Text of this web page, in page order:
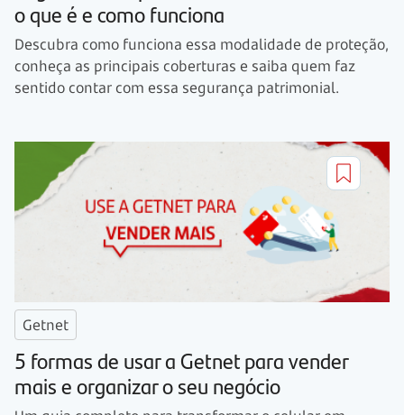
o que é e como funciona
Descubra como funciona essa modalidade de proteção,
conheça as principais coberturas e saiba quem faz
sentido contar com essa segurança patrimonial.
Getnet
5 formas de usar a Getnet para vender
mais e organizar o seu negócio